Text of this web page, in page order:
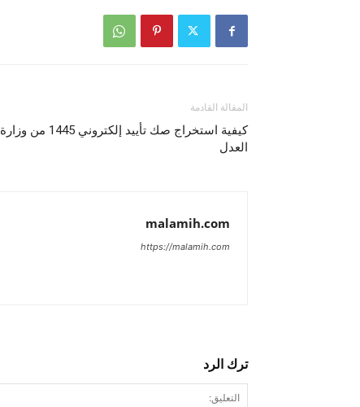
المقالة القادمة
كيفية استخراج صك تأييد إلكتروني 1445 من وزارة
العدل
malamih.com
https://malamih.com
ترك الرد